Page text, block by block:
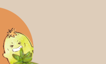
(4)
(5)
月(5)
月(3)
月(4)